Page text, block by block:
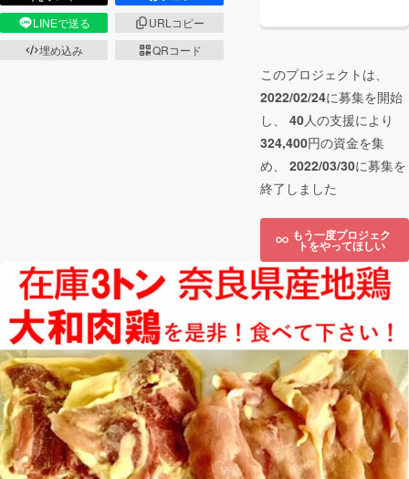
LINEで送る
URLコピー
埋め込み
QRコード
このプロジェクトは、
2022/02/24に募集を開始
し、 40人の支援により
324,400円の資金を集
め、 2022/03/30に募集を
終了しました
もう一度プロジェク
トをやってほしい